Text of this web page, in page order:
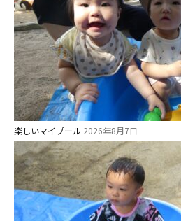
楽しいマイプール 2026年8月7日